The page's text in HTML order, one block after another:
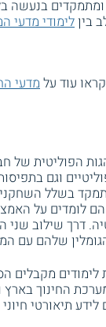
בנעשה
ביןלימודי מדעי
עוד על מדעי
הפוליטית של
וגם
בשלל
הם לומדים על
דרך שילוב
שלהם עם
לימודים מקבלים
החינוך בארץ
תיאורטי